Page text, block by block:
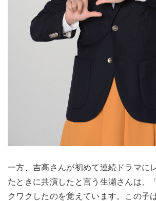
一方、吉高さんが初めて連続ドラマに
たときに共演したと言う生瀬さんは、
クワクしたのを覚えています。この子